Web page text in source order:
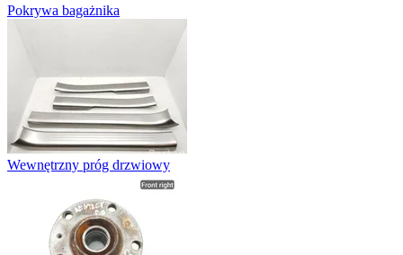
Pokrywa bagażnika
Wewnętrzny próg drzwiowy